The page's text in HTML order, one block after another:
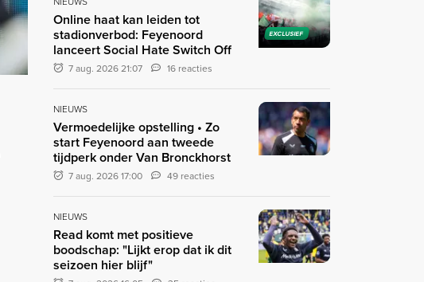
EXCLUSIEF
Online haat kan leiden tot
stadionverbod: Feyenoord
lanceert Social Hate Switch Off
7 aug. 2026 21:07 16 reacties
NIEUWS
Vermoedelijke opstelling • Zo
start Feyenoord aan tweede
tijdperk onder Van Bronckhorst
7 aug. 2026 17:00 49 reacties
NIEUWS
Read komt met positieve
boodschap: "Lijkt erop dat ik dit
seizoen hier blijf"